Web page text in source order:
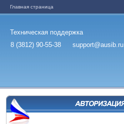
Главная страница
Техническая поддержка
8 (3812) 90-55-38
support@ausib.ru